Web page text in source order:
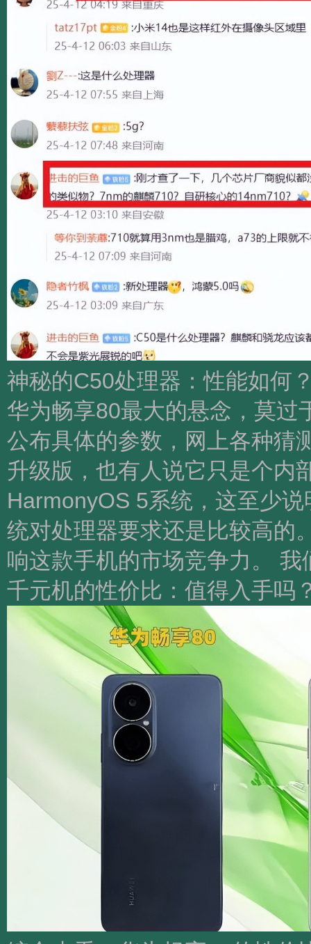
神秘的C50处理器：性能如何
华为畅享80最大的悬念，莫过
公布具体的参数，网上各种猜
升级版，也有人说它只是个内
HarmonyOS 5系统，这至少
统对处理器要求还是比较高的
响这款手机的市场竞争力。 我
千元机的性价比：值得入手吗